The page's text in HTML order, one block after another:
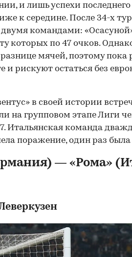
и лишь успехи
к середине. После 34-х
двумя командами:
которых по 47 очков.
мячей, поэтому пока
и рискуют остаться без
в своей истории
на групповом этапе Лиги
Итальянская команда
поражение, один раз
— «Рома»